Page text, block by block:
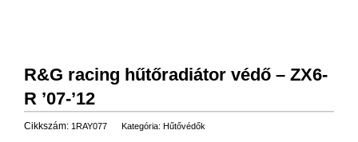
R&G racing hűtőradiátor védő – ZX6-
R ’07-’12
Cikkszám: 1RAY077 Kategória: Hűtővédők